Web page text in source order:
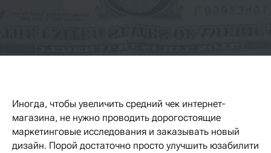
Иногда, чтобы увеличить средний чек интернет-
магазина, не нужно проводить дорогостоящие
маркетинговые исследования и заказывать новый
дизайн. Порой достаточно просто улучшить юзабилити